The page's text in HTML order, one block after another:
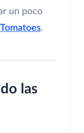
un poco
.
las